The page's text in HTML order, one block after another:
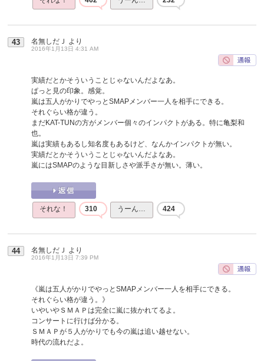
43 名無しだＪ より
2016年1月13日 4:31 AM
実績だとかそういうことじゃないんだよなあ。
ぱっと見の印象。感覚。
嵐は五人がかりでやっとSMAPメンバー一人を相手にできる。
それぐらい格が違う。
まだKAT-TUNの方がメンバー個々のインパクトがある。特に亀梨和
也。
嵐は実績もあるし知名度もあるけど、なんかインパクトが無い。
実績だとかそういうことじゃないんだよなあ。
嵐にはSMAPのような目新しさや派手さが無い。薄い。
それな！ 310 うーん… 424
44 名無しだＪ より
2016年1月13日 7:39 PM
《嵐は五人がかりでやっとSMAPメンバー一人を相手にできる。
それぐらい格が違う。》
いやいやＳＭＡＰは完全に嵐に抜かれてるよ。
コンサートに行けば分かる。
ＳＭＡＰが５人がかりでも今の嵐は追い越せない。
時代の流れだよ。